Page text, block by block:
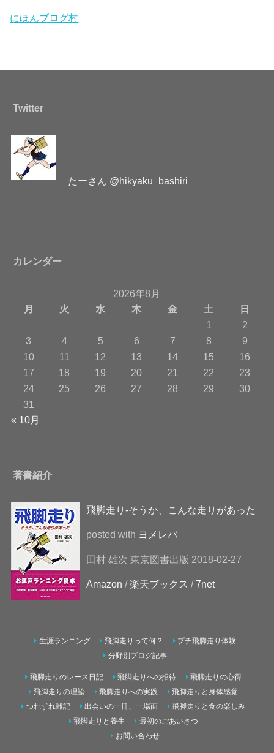
にほんブログ村
Twitter
たーさん @hikyaku_bashiri
カレンダー
2026年8月
月
火 水 木 金 土
日
1
2
3
4 5 6 7 8
9
10
11 12 13 14 15
16
17
18 19 20 21 22
23
24
25 26 27 28 29
30
31
« 10月
著書紹介
飛脚走り-そうか、こんな走りがあった
posted with ヨメレバ
田村 雄次 東京図書出版 2018-02-27
Amazon /楽天ブックス /7net
生涯ランニング 飛脚走りって何？
プチ飛脚走り体験
分野別ブログ記事
飛脚走りのレース日記 飛脚走りへの招待
飛脚走りの心得
飛脚走りの理論
飛脚走りへの実践
飛脚走りと身体感覚
つれずれ雑記
出会いの一冊、一場面
飛脚走りと食の楽しみ
飛脚走りと養生
最初のごあいさつ
お問い合わせ